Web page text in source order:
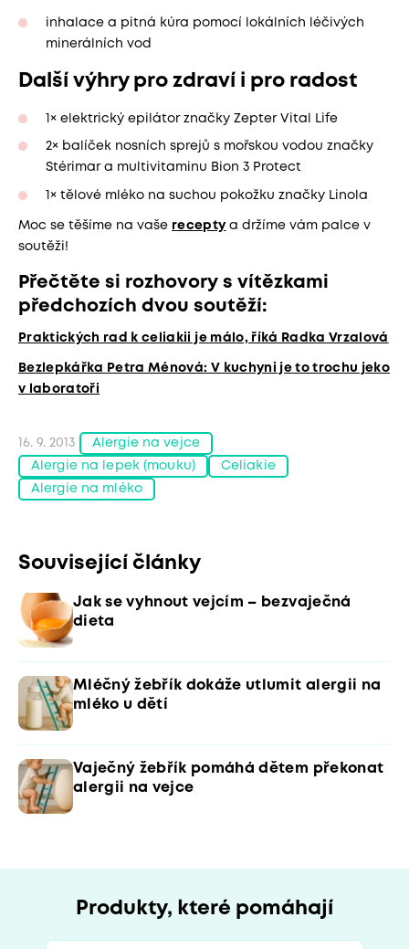
inhalace a pitná kúra pomocí lokálních léčivých
minerálních vod
Další výhry pro zdraví i pro radost
1× elektrický epilátor značky Zepter Vital Life
2× balíček nosních sprejů s mořskou vodou značky
Stérimar a multivitaminu Bion 3 Protect
1× tělové mléko na suchou pokožku značky Linola
Moc se těšíme na vaše receptya držíme vám palce v
soutěži!
Přečtěte si rozhovory s vítězkami
předchozích dvou soutěží:
Praktických rad k celiakii je málo, říká Radka Vrzalová
Bezlepkářka Petra Ménová: V kuchyni je to trochu jeko
v laboratoři
16. 9. 2013 Alergie na vejce
Alergie na lepek (mouku) Celiakie
Alergie na mléko
Související články
Jak se vyhnout vejcím – bezvaječná
dieta
Mléčný žebřík dokáže utlumit alergii na
mléko u dětí
Vaječný žebřík pomáhá dětem překonat
alergii na vejce
Produkty, které pomáhají